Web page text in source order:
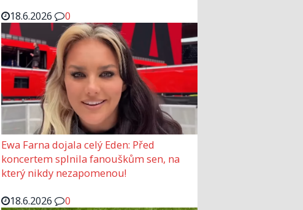
18.6.2026
0
Ewa Farna dojala celý Eden: Před
koncertem splnila fanouškům sen, na
který nikdy nezapomenou!
18.6.2026
0